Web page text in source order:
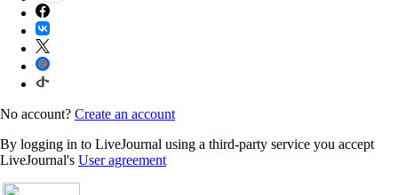
No account? Create an account
By logging in to LiveJournal using a third-party service you accept
LiveJournal's User agreement